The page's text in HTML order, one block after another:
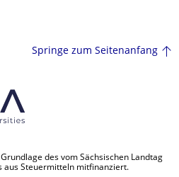
Springe zum Seitenanfang
des vom Sächsischen Landtag
aus Steuermitteln mitfinanziert.